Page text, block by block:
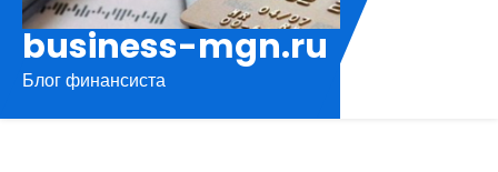
business-mgn.ru
Блог финансиста